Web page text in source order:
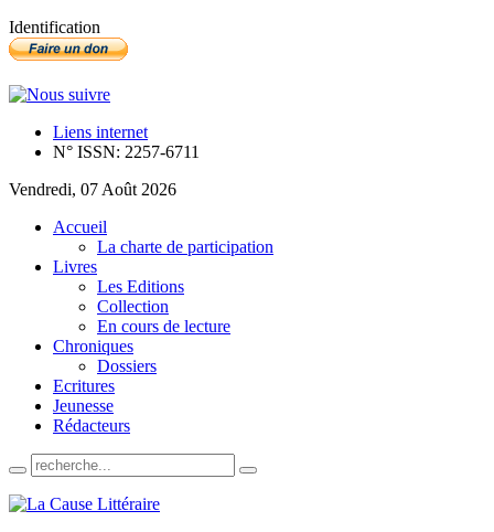
Identification
Liens internet
N° ISSN: 2257-6711
Vendredi, 07 Août 2026
Accueil
La charte de participation
Livres
Les Editions
Collection
En cours de lecture
Chroniques
Dossiers
Ecritures
Jeunesse
Rédacteurs